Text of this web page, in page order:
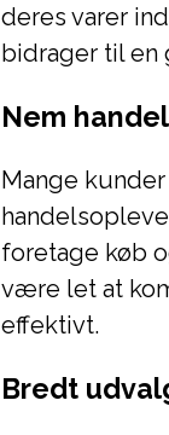
deres varer
bidrager til en
Nem
Mange
foretage køb
være let at
effektivt.
Bredt